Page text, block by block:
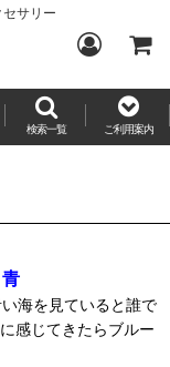
セサリー
検索一覧 ご利用案内
海を見ていると誰で
感じてきたらブルー